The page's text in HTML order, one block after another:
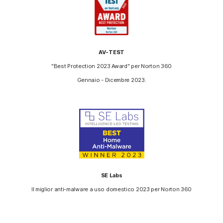
AV-TEST
"Best Protection 2023 Award" per Norton 360
Gennaio - Dicembre 2023.
SE Labs
Il miglior anti-malware a uso domestico 2023 per Norton 360